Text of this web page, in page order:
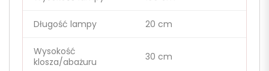
Długość lampy 20 cm
Wysokość
klosza/abażuru
30 cm